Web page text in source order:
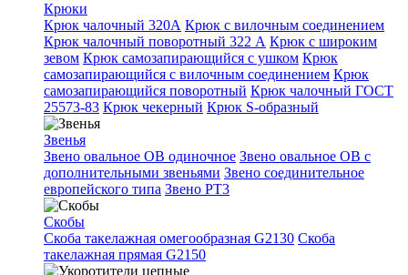
Крюки
Крюк чалочный 320А Крюк с вилочным соединением
Крюк чалочный поворотный 322 А Крюк с широким
зевом Крюк самозапирающийся с ушком Крюк
самозапирающийся с вилочным соединением Крюк
самозапирающийся поворотный Крюк чалочный ГОСТ
25573-83 Крюк чекерный Крюк S-образный
Звенья
Звено овальное OB одиночное Звено овальное ОВ с
дополнительными звеньями Звено соединительное
европейского типа Звено РТ3
Скобы
Скоба такелажная омегообразная G2130 Скоба
такелажная прямая G2150